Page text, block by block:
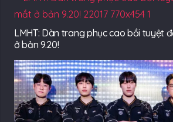
LMHT: Dàn trang phục cao bồi tuyệt
ở bản 9.20!